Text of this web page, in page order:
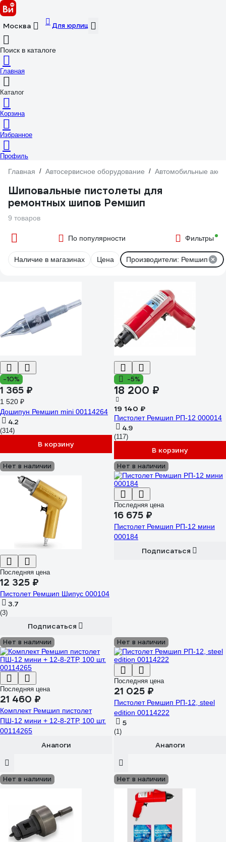
Москва Для юрлиц
Поиск в каталоге
Главная
Каталог
Корзина
Избранное
Профиль
Главная / Автосервисное оборудование / Автомобильные
Шиповальные пистолеты для
ремонтных шипов Ремшип
9 товаров
По популярности Фильтры
Наличие в магазинах Цена Производители: Ремшип
-10%
1 365 ₽
1 520 ₽
Дошипун Ремшип mini 00114264
4.2
(314)
В корзину
-5%
18 200 ₽
19 140 ₽
Пистолет Ремшип РП-12 000014
4.9
(117)
В корзину
Нет в наличии
Последняя цена
12 325 ₽
Пистолет Ремшип Шипус 000104
3.7
(3)
Подписаться
Нет в наличии
Последняя цена
16 675 ₽
Пистолет Ремшип РП-12 мини
000184
Подписаться
Нет в наличии
Последняя цена
21 460 ₽
Комплект Ремшип пистолет
ПШ-12 мини + 12-8-2ТР, 100 шт.
00114265
Аналоги
Нет в наличии
Последняя цена
21 025 ₽
Пистолет Ремшип РП-12, steel
edition 00114222
5
(1)
Аналоги
Нет в наличии Нет в наличии